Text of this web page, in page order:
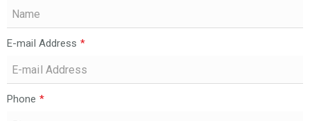
E-mail Address *
Phone *